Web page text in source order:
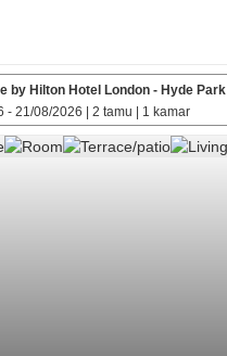
by Hilton Hotel London - Hyde Park
- 21/08/2026 2 tamu 1 kamar